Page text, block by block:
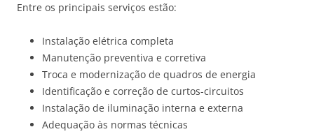
Entre os principais serviços estão:
Instalação elétrica completa
Manutenção preventiva e corretiva
Troca e modernização de quadros de energia
Identificação e correção de curtos-circuitos
Instalação de iluminação interna e externa
Adequação às normas técnicas